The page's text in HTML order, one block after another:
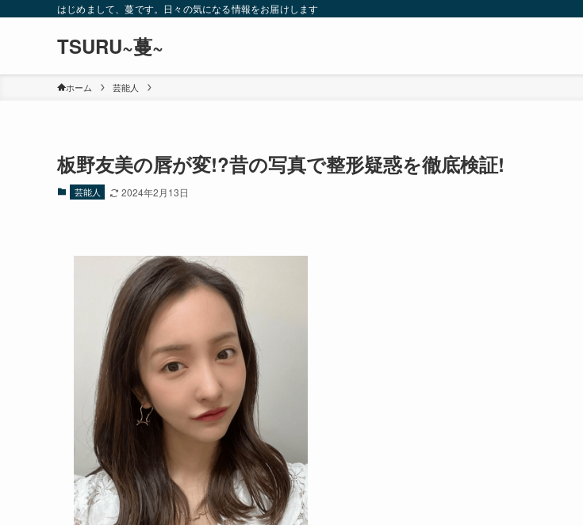
はじめまして、蔓です。日々の気になる情報をお届けします
TSURU~蔓~
ホーム 芸能人
板野友美の唇が変!?昔の写真で整形疑惑を徹底検証!
芸能人 2024年2月13日